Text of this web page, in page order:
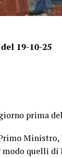
19-10-25
prima
quelli di